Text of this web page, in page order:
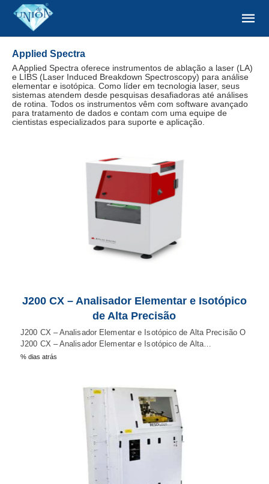
Applied Spectra
A Applied Spectra oferece instrumentos de ablação a laser (LA)
e LIBS (Laser Induced Breakdown Spectroscopy) para análise
elementar e isotópica. Como líder em tecnologia laser, seus
sistemas atendem desde pesquisas desafiadoras até análises
de rotina. Todos os instrumentos vêm com software avançado
para tratamento de dados e contam com uma equipe de
cientistas especializados para suporte e aplicação.
J200 CX – Analisador Elementar e Isotópico
de Alta Precisão
J200 CX – Analisador Elementar e Isotópico de Alta Precisão O
J200 CX – Analisador Elementar e Isotópico de Alta…
% dias atrás